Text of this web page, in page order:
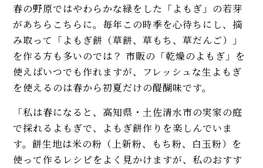
春の野原ではやわらかな緑をした「よもぎ」の若芽
があちらこちらに。毎年この時季を心待ちにし、摘
み取って「よもぎ餅（草餅、草もち、草だんご）」
を作る方も多いのでは？ 市販の「乾燥のよもぎ」を
使えばいつでも作れますが、フレッシュな生よもぎ
を使えるのは春から初夏だけの醍醐味です。
「私は春になると、高知県・土佐清水市の実家の庭
で採れるよもぎで、よもぎ餅作りを楽しんでいま
す。餅生地は米の粉（上新粉、もち粉、白玉粉）を
使って作るレシピをよく見かけますが、私のおすす
【簡単】豚しゃぶ肉の人気レシ
ピ4品。サラダはタレ2種、つけ
麺、よだれ豚。パサつかない茹
で方も解説！
【簡単】こんにゃくレシピ4品。
甘辛味の煮物、炒め物、サラ
ダ、唐揚げ…アク抜き、栄養も解
説！
エリックサウス直伝「本格バタ
ーチキンカレー」人気レシピ。
甘さ控えめで米にも合う！
【初心者必見】干さない、シソ
不要！ 昔ながらの塩漬け梅干し
の簡単な作り方
モヒートの基本レシピ。すっきり
爽快！
MORE